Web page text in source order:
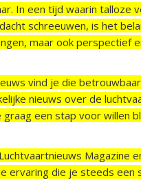
In een tijd waarin talloze
schreeuwen, is het
maar ook perspectief
vind je die
nieuws over de
een stap voor willen
Magazine
ervaring die je steeds